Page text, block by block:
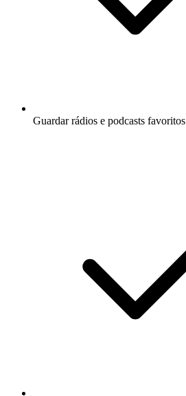
Guardar rádios e podcasts favoritos